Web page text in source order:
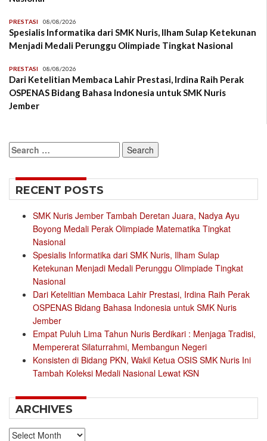
PRESTASI 08/08/2026
Spesialis Informatika dari SMK Nuris, Ilham Sulap Ketekunan
Menjadi Medali Perunggu Olimpiade Tingkat Nasional
PRESTASI 08/08/2026
Dari Ketelitian Membaca Lahir Prestasi, Irdina Raih Perak
OSPENAS Bidang Bahasa Indonesia untuk SMK Nuris
Jember
Search
for:
RECENT POSTS
SMK Nuris Jember Tambah Deretan Juara, Nadya Ayu
Boyong Medali Perak Olimpiade Matematika Tingkat
Nasional
Spesialis Informatika dari SMK Nuris, Ilham Sulap
Ketekunan Menjadi Medali Perunggu Olimpiade Tingkat
Nasional
Dari Ketelitian Membaca Lahir Prestasi, Irdina Raih Perak
OSPENAS Bidang Bahasa Indonesia untuk SMK Nuris
Jember
Empat Puluh Lima Tahun Nuris Berdikari : Menjaga Tradisi,
Mempererat Silaturrahmi, Membangun Negeri
Konsisten di Bidang PKN, Wakil Ketua OSIS SMK Nuris Ini
Tambah Koleksi Medali Nasional Lewat KSN
ARCHIVES
Archives